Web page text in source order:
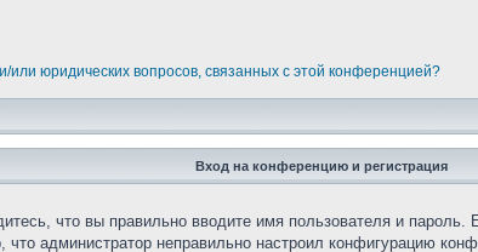
или юридических вопросов, связанных с этой конференцией?
Вход на конференцию и регистрация
что вы правильно вводите имя пользователя и
администратор неправильно настроил конфигурацию